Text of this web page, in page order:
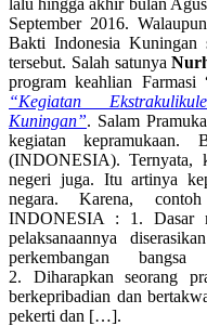
September 2016.
Bakti Indonesia Kuningan
tersebut. Salah satunya
program keahlian
“Kegiatan
Kuningan”. Salam
kegiatan
(INDONESIA). Ternyata,
negeri juga. Itu artinya
negara. Karena,
INDONESIA : 1. Dasar
pelaksanaannya
perkembangan
2. Diharapkan seorang
berkepribadian dan
pekerti dan […].